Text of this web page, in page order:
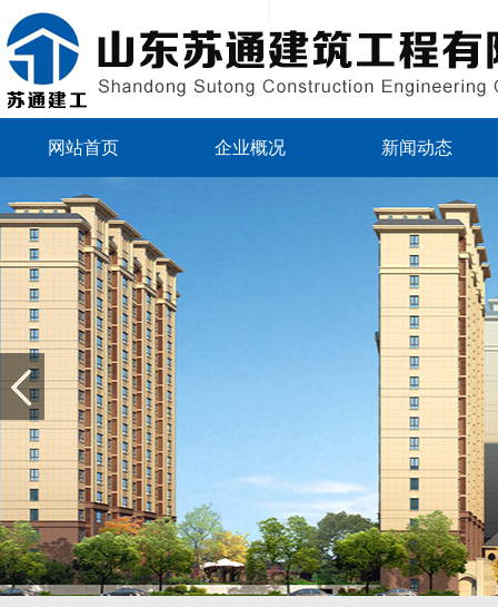
网站首页 企业概况 新闻动态